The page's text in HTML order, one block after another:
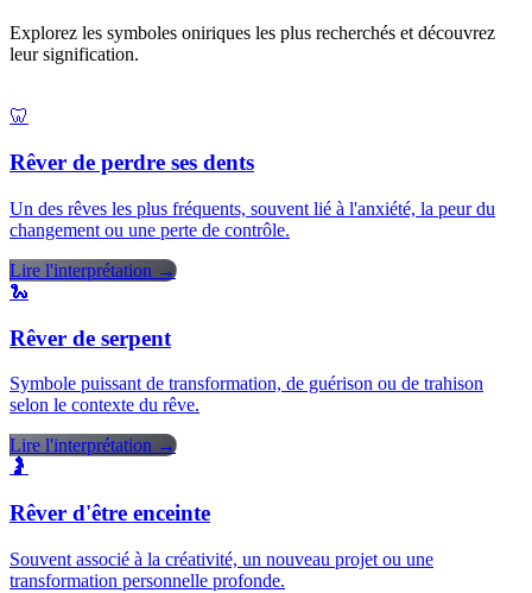
Explorez les symboles oniriques les plus recherchés et découvrez
leur signification.
🦷
Rêver de perdre ses dents
Un des rêves les plus fréquents, souvent lié à l'anxiété, la peur du
changement ou une perte de contrôle.
Lire l'interprétation →
🐍
Rêver de serpent
Symbole puissant de transformation, de guérison ou de trahison
selon le contexte du rêve.
Lire l'interprétation →
🤰
Rêver d'être enceinte
Souvent associé à la créativité, un nouveau projet ou une
transformation personnelle profonde.